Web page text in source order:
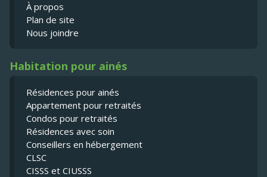
À propos
Plan de site
Nous joindre
Habitation pour ainés
Résidences pour ainés
Appartement pour retraités
Condos pour retraités
Résidences avec soin
Conseillers en hébergement
CLSC
CISSS et CIUSSS